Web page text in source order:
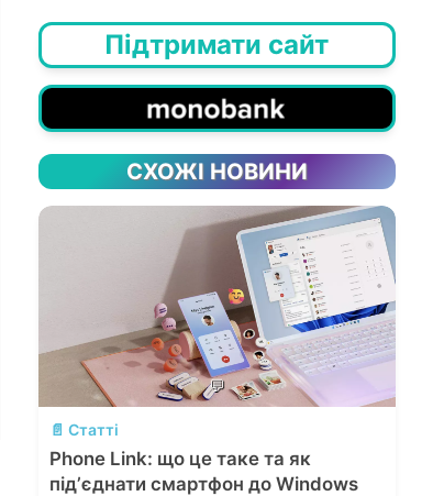
Підтримати сайт
СХОЖІ НОВИНИ
💬
📄 Статті
Phone Link: що це таке та як
підʼєднати смартфон до Windows